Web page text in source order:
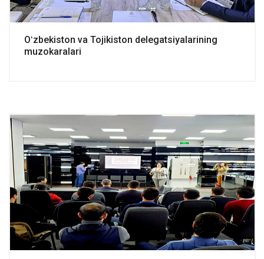
Oʻzbekiston va Tojikiston delegatsiyalarining
muzokaralari